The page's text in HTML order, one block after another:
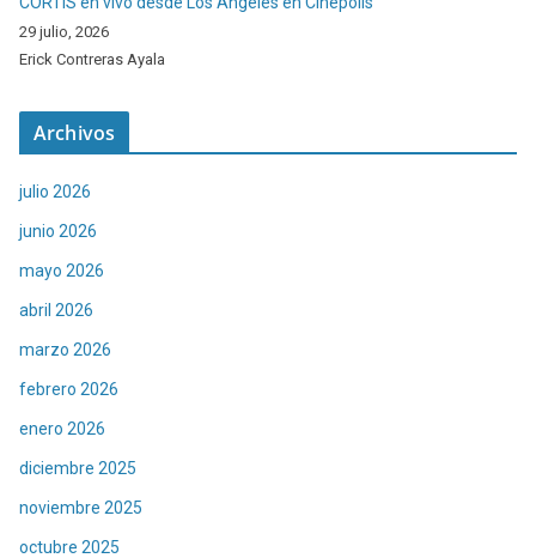
29 julio, 2026
Erick Contreras Ayala
Archivos
julio 2026
junio 2026
mayo 2026
abril 2026
marzo 2026
febrero 2026
enero 2026
diciembre 2025
noviembre 2025
octubre 2025